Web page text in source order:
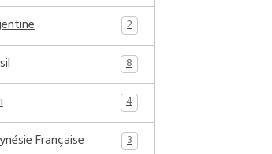
2
8
4
Française 3